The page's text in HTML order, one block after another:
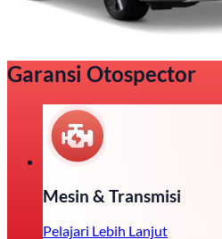
Garansi Otospector
Mesin & Transmisi
Pelajari Lebih Lanjut